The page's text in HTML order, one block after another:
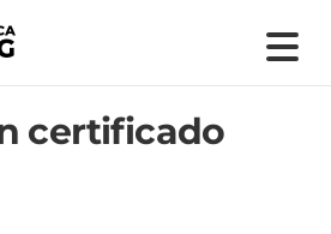
certificado